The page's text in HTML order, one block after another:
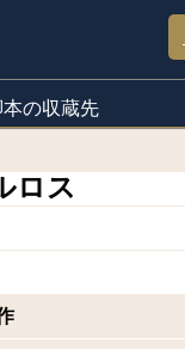
本の収蔵先
ロス